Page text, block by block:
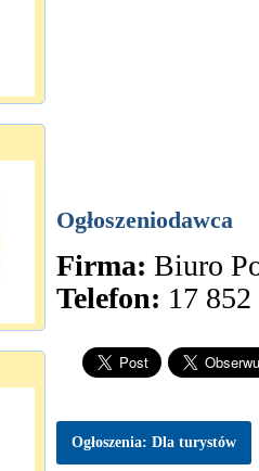
Ogłoszeniodawca
Firma: Biuro
Telefon: 17
Ogłoszenia: Dla turystów